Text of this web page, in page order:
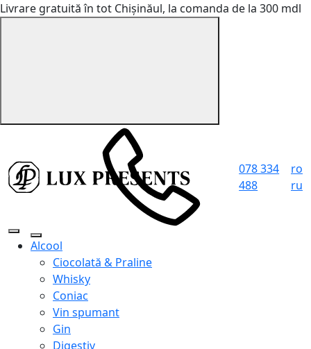
Livrare gratuită în tot Chișinăul, la comanda de la 300 mdl
078 334
488
ro
ru
Alcool
Ciocolată & Praline
Whisky
Coniac
Vin spumant
Gin
Digestiv